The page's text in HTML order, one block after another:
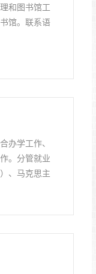
和图书馆工
馆。联系语
办学工作、
。分管就业
、马克思主